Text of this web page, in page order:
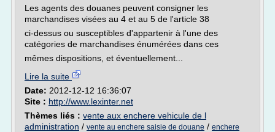
Les agents des douanes peuvent consigner les
marchandises visées au 4 et au 5 de l'article 38
ci-dessus ou susceptibles d'appartenir à l'une des
catégories de marchandises énumérées dans ces
mêmes dispositions, et éventuellement...
Lire la suite
Date: 2012-12-12 16:36:07
Site : http://www.lexinter.net
Thèmes liés : vente aux enchere vehicule de l
administration / vente au enchere saisie de douane / enchere